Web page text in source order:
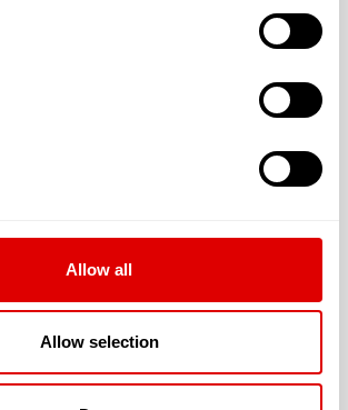
Allow all
Allow selection
:
SOUHAITE TROUVER LA
SÉNIOR QUI ME